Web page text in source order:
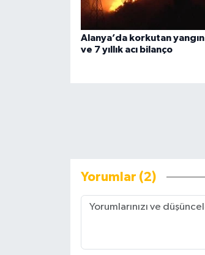
Alanya’da korkutan yangın
ve 7 yıllık acı bilanço
Yorumlar (2)